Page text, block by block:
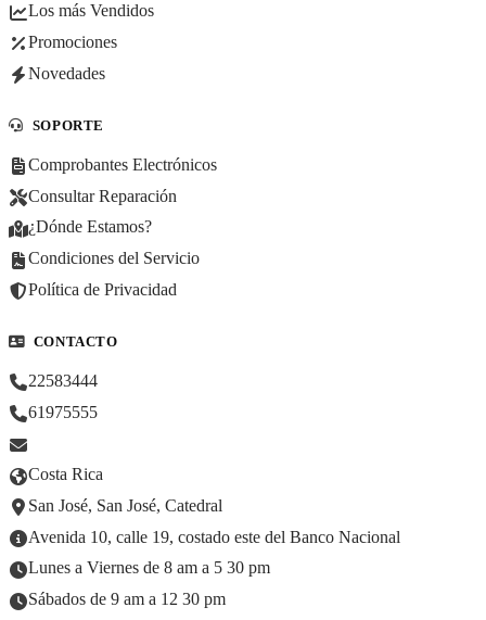
Los más Vendidos
Promociones
Novedades
SOPORTE
Comprobantes Electrónicos
Consultar Reparación
¿Dónde Estamos?
Condiciones del Servicio
Política de Privacidad
CONTACTO
22583444
61975555
Costa Rica
San José, San José, Catedral
Avenida 10, calle 19, costado este del Banco Nacional
Lunes a Viernes de 8 am a 5 30 pm
Sábados de 9 am a 12 30 pm